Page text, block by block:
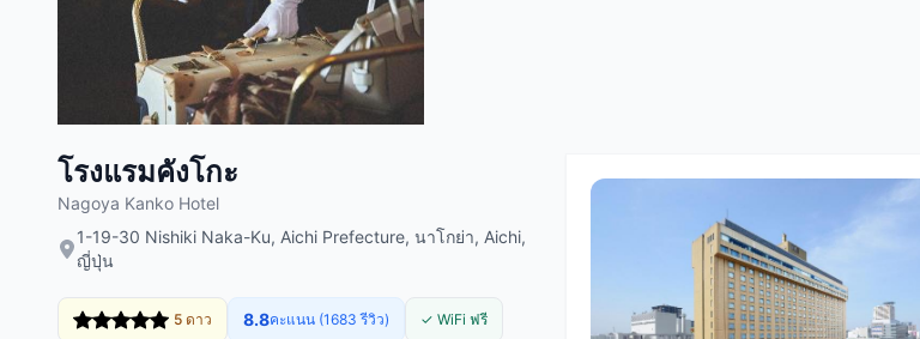
โรงแรมคังโกะ
Nagoya Kanko Hotel
1-19-30 Nishiki Naka-Ku, Aichi Prefecture, นาโกย่า, Aichi,
ญี่ปุ่น
5 ดาว 8.8คะแนน (1683 รีวิว) ✓ WiFi ฟรี